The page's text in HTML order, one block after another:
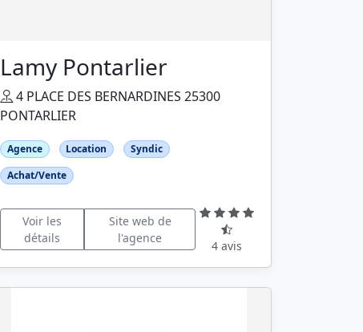
Lamy Pontarlier
4 PLACE DES BERNARDINES 25300
PONTARLIER
Agence Location
Syndic
Achat/Vente
Voir les
détails
Site web de
l'agence
4 avis